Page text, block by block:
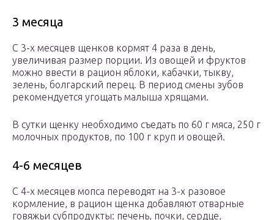
3 месяца
С 3-х месяцев щенков кормят 4 раза в день,
увеличивая размер порции. Из овощей и фруктов
можно ввести в рацион яблоки, кабачки, тыкву,
зелень, болгарский перец. В период смены зубов
рекомендуется угощать малыша хрящами.
В сутки щенку необходимо съедать по 60 г мяса, 250 г
молочных продуктов, по 100 г круп и овощей.
4-6 месяцев
С 4-х месяцев мопса переводят на 3-х разовое
кормление, в рацион щенка добавляют отварные
говяжьи субпродукты: печень, почки, сердце,